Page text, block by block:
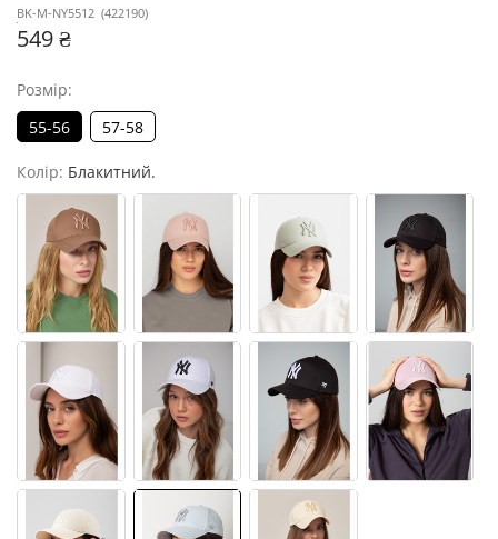
BK-M-NY5512 (422190)
549 ₴
Розмір:
55-56
57-58
Колір: Блакитний.